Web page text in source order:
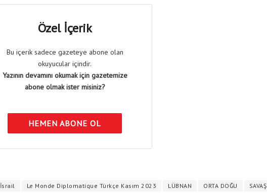
Özel İçerik
Bu içerik sadece gazeteye abone olan
okuyucular içindir.
Yazının devamını okumak için gazetemize
abone olmak ister misiniz?
HEMEN ABONE OL
İsrail Le Monde Diplomatique Türkçe Kasım 2023 LÜBNAN ORTA DOĞU SAVAŞ